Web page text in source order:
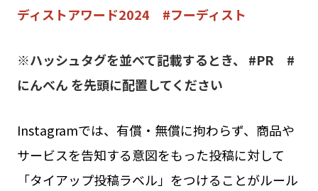
ディストアワード2024 #フーディスト
※ハッシュタグを並べて記載するとき、 #PR #
にんべん を先頭に配置してください
Instagramでは、有償・無償に拘わらず、商品や
サービスを告知する意図をもった投稿に対して
「タイアップ投稿ラベル」をつけることがルール